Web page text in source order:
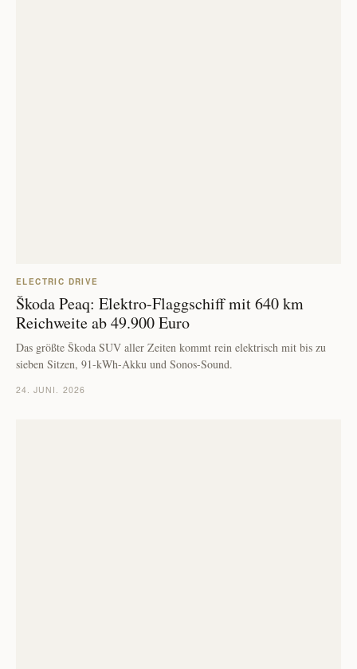
ELECTRIC DRIVE
Škoda Peaq: Elektro-Flaggschiff mit 640 km
Reichweite ab 49.900 Euro
Das größte Škoda SUV aller Zeiten kommt rein elektrisch mit bis zu
sieben Sitzen, 91-kWh-Akku und Sonos-Sound.
24. JUNI. 2026